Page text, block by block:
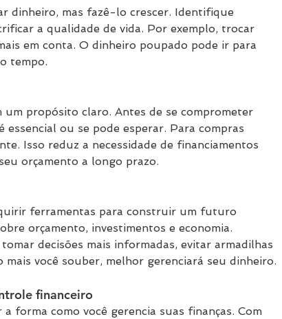
dinheiro, mas fazê-lo crescer. Identifique
a qualidade de vida. Por exemplo, trocar
em conta. O dinheiro poupado pode ir para
tempo.
um propósito claro. Antes de se comprometer
ou se pode esperar. Para compras
Isso reduz a necessidade de financiamentos
orçamento a longo prazo.
ferramentas para construir um futuro
orçamento, investimentos e economia.
decisões mais informadas, evitar armadilhas
você souber, melhor gerenciará seu dinheiro.
financeiro
forma como você gerencia suas finanças. Com